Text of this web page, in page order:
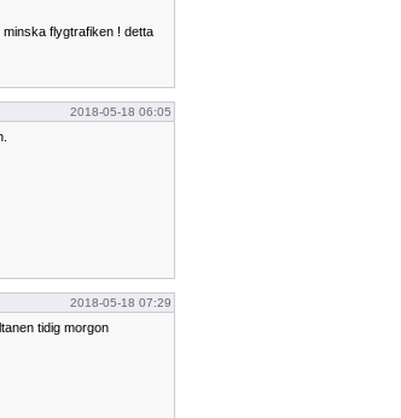
flygtrafiken ! detta
2018-05-18 06:05
2018-05-18 07:29
tidig morgon